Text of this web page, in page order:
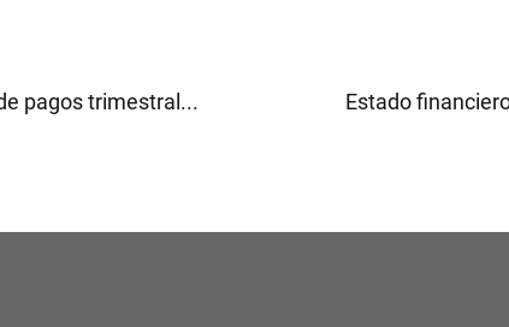
pagos trimestral... Estado